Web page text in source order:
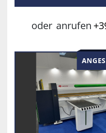
oder anrufen